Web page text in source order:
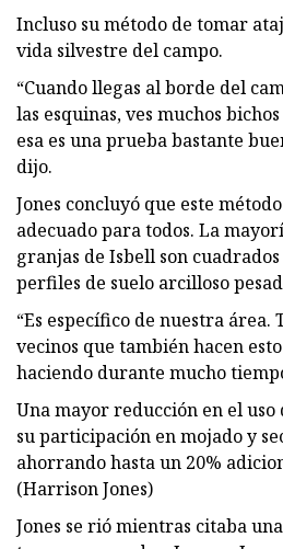
Incluso su método de tomar
vida silvestre del campo.
“Cuando llegas al borde del
las esquinas, ves muchos
esa es una prueba bastante
dijo.
Jones concluyó que este
adecuado para todos. La
granjas de Isbell son
perfiles de suelo arcilloso
“Es específico de nuestra área.
vecinos que también hacen
haciendo durante mucho
Una mayor reducción en el uso
su participación en mojado y
ahorrando hasta un 20%
(Harrison Jones)
Jones se rió mientras citaba